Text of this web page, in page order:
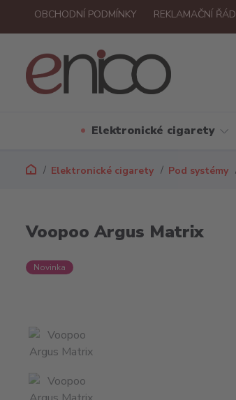
OBCHODNÍ PODMÍNKY REKLAMAČNÍ ŘÁD
Elektronické cigarety
Elektronické cigarety Pod systémy
Voopoo Argus Matrix
Novinka